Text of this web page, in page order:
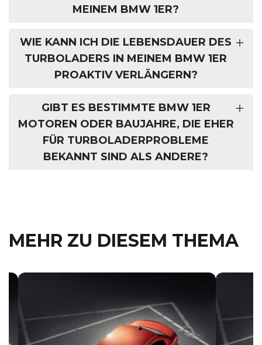
MEINEM BMW 1ER?
WIE KANN ICH DIE LEBENSDAUER DES
TURBOLADERS IN MEINEM BMW 1ER
PROAKTIV VERLÄNGERN?
GIBT ES BESTIMMTE BMW 1ER
MOTOREN ODER BAUJAHRE, DIE EHER
FÜR TURBOLADERPROBLEME
BEKANNT SIND ALS ANDERE?
MEHR ZU DIESEM THEMA